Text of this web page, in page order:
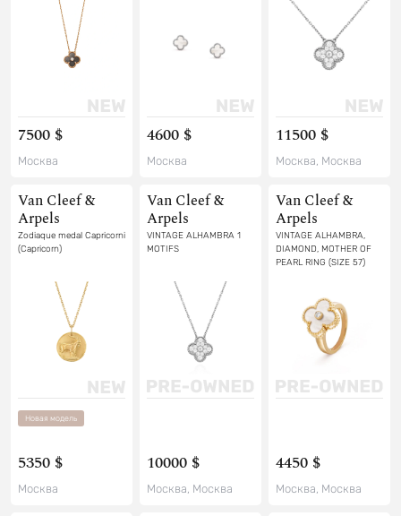
7500 $
Москва
4600 $
Москва
11500 $
Москва, Москва
Van Cleef &
Arpels
Zodiaque medal Capricorni
(Capricorn)
Новая модель
5350 $
Москва
Van Cleef &
Arpels
VINTAGE ALHAMBRA 1
MOTIFS
10000 $
Москва, Москва
Van Cleef &
Arpels
VINTAGE ALHAMBRA,
DIAMOND, MOTHER OF
PEARL RING (SIZE 57)
4450 $
Москва, Москва